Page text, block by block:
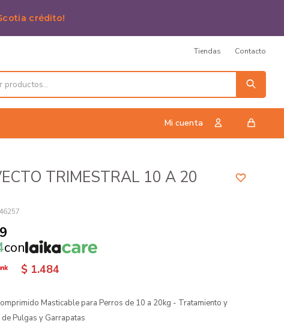
crédito!
Tiendas Contacto
TRIMESTRAL 10 A 20
con
$ 1.484
Masticable para Perros de 10 a 20kg - Tratamiento y
de Pulgas y Garrapatas